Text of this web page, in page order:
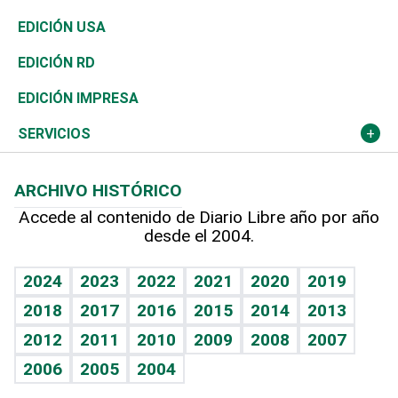
Reportajes
África
Ocenanía
Caribe
Resto del mundo
Vivienda
Telecom.
Global y variable
Economía personal
Buena Vida
Sociales
Novedades
Podcast Arte Libre
Hablando con el pediatra
Vida y familia
Eñe
Celebrando la vida
Sin complejos
Ciclismo
Tenis
Olimpismo
Más deportes
Línea de hit
TBT Deportivo
En Directo
El Espía
Noticiero Poteleche
Columnistas
Más firmas
Tecnología
Historia
Martes de tecnología
Cambio climático
Economía
Revista
Deportes
Opinión
Hecho en casa
Guía del dinero
EDICIÓN USA
EDICIÓN RD
EDICIÓN IMPRESA
SERVICIOS
Cumpleaños
Horóscopos
Crucigramas
ARCHIVO HISTÓRICO
Accede al contenido de Diario Libre año por año
desde el 2004.
2024 2023 2022 2021 2020
2019
2018
2017 2016 2015 2014
2013
2012
2011 2010 2009 2008
2007
2006
2005 2004